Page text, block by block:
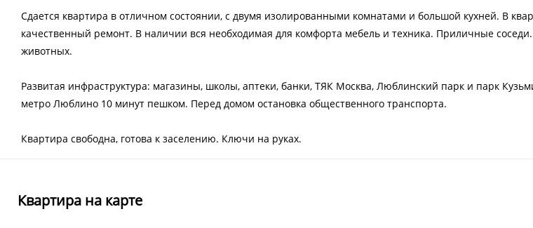
Сдается квартира в отличном состоянии, с двумя изолированными комнатами и большой кухней. В
качественный ремонт. В наличии вся необходимая для комфорта мебель и техника. Приличные соседи.
животных.
Развитая инфраструктура: магазины, школы, аптеки, банки, ТЯК Москва, Люблинский парк и парк
метро Люблино 10 минут пешком. Перед домом остановка общественного транспорта.
Квартира свободна, готова к заселению. Ключи на руках.
Квартира на карте